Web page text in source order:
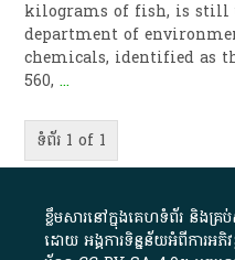
kilograms of fish, is still
department of
chemicals, identified as
560,...
ទំព័រ 1 of 1
ខ្លឹមសារ​នៅ​ក្នុង​គេហទំព័រ និង​គ្
ដោយ​ អង្គការ​ទិន្នន័យ​អំពី​ការអភិ